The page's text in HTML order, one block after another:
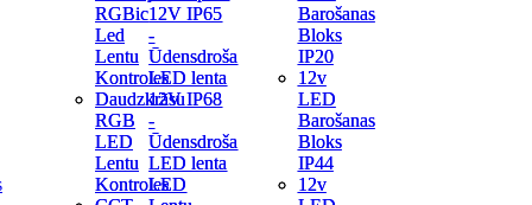
RGBic
Led
Lentu
Kontroles
Daudzkrāsu
RGB
LED
Lentu
Kontroles
12V IP65
-
Ūdensdroša
LED lenta
12V IP68
-
Ūdensdroša
LED lenta
LED
Barošanas
Bloks
IP20
12v
LED
Barošanas
Bloks
IP44
12v
RGBic
Led
Lentu
Kontroles
Daudzkrāsu
RGB
LED
Lentu
Kontroles
12V IP65
-
Ūdensdroša
LED lenta
12V IP68
-
Ūdensdroša
LED lenta
LED
Barošanas
Bloks
IP20
12v
LED
Barošanas
Bloks
IP44
12v